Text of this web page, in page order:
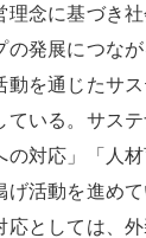
理念に基づき
の発展につな
動を通じたサ
ている。サス
の対応」「人
活動を進めて
応としては、